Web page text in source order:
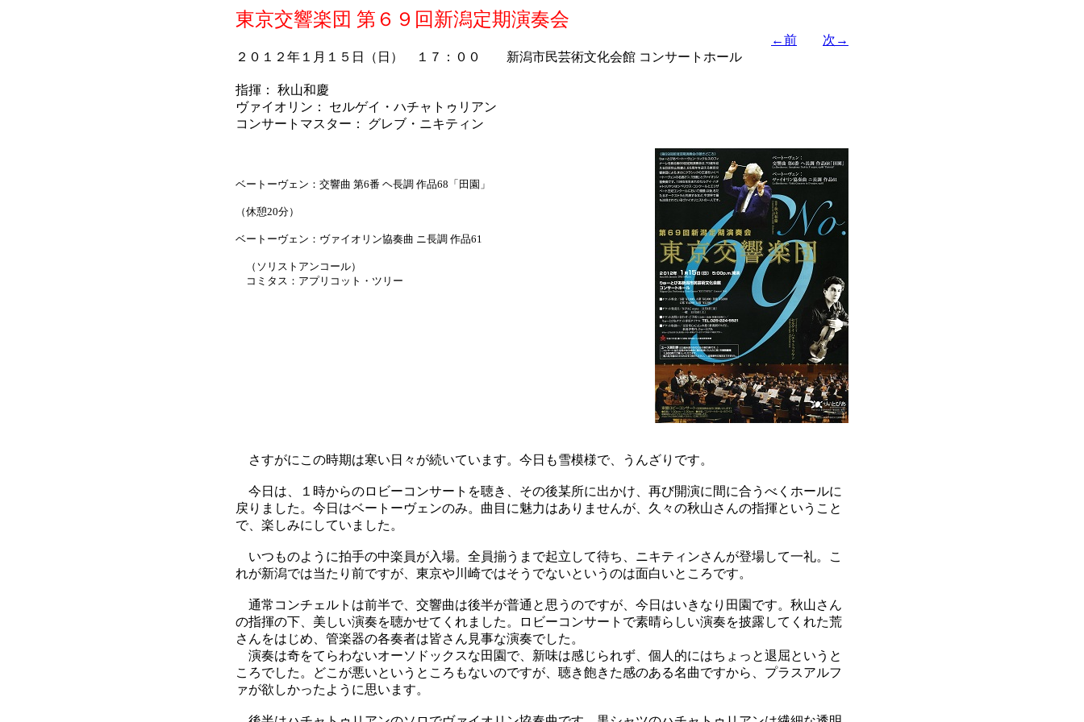
東京交響楽団 第６９回新潟定期演奏会
←前
次→
２０１２年１月１５日（日） １７：００ 新潟市民芸術文化会館 コンサートホール
指揮： 秋山和慶
ヴァイオリン： セルゲイ・ハチャトゥリアン
コンサートマスター： グレブ・ニキティン
ベートーヴェン：交響曲 第6番 ヘ長調 作品68「田園」
（休憩20分）
ベートーヴェン：ヴァイオリン協奏曲 ニ長調 作品61
（ソリストアンコール）
コミタス：アプリコット・ツリー
さすがにこの時期は寒い日々が続いています。今日も雪模様で、うんざりです。
今日は、１時からのロビーコンサートを聴き、その後某所に出かけ、再び開演に間に合うべくホールに
戻りました。今日はベートーヴェンのみ。曲目に魅力はありませんが、久々の秋山さんの指揮ということ
で、楽しみにしていました。
いつものように拍手の中楽員が入場。全員揃うまで起立して待ち、ニキティンさんが登場して一礼。こ
れが新潟では当たり前ですが、東京や川崎ではそうでないというのは面白いところです。
通常コンチェルトは前半で、交響曲は後半が普通と思うのですが、今日はいきなり田園です。秋山さん
の指揮の下、美しい演奏を聴かせてくれました。ロビーコンサートで素晴らしい演奏を披露してくれた荒
さんをはじめ、管楽器の各奏者は皆さん見事な演奏でした。
演奏は奇をてらわないオーソドックスな田園で、新味は感じられず、個人的にはちょっと退屈というと
ころでした。どこが悪いというところもないのですが、聴き飽きた感のある名曲ですから、プラスアルフ
ァが欲しかったように思います。